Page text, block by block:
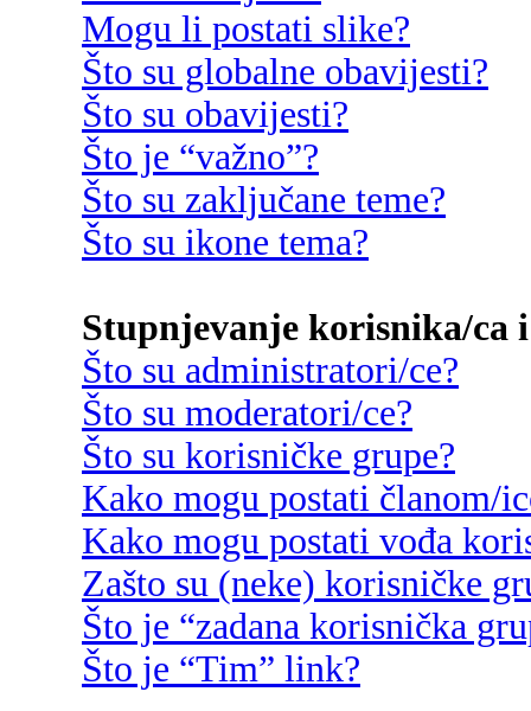
Mogu li postati slike?
Što su globalne obavijesti?
Što su obavijesti?
Što je “važno”?
Što su zaključane teme?
Što su ikone tema?
Stupnjevanje korisnika/ca
Što su administratori/ce?
Što su moderatori/ce?
Što su korisničke grupe?
Kako mogu postati članom/
Kako mogu postati vođa
Zašto su (neke) korisničke
Što je “zadana korisnička
Što je “Tim” link?